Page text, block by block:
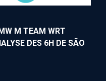
M TEAM WRT
DES 6H DE SÃO